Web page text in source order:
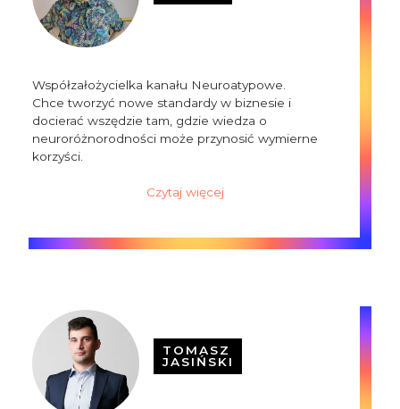
Współzałożycielka kanału Neuroatypowe.
Chce tworzyć nowe standardy w biznesie i
docierać wszędzie tam, gdzie wiedza o
neuroróżnorodności może przynosić wymierne
korzyści.
Czytaj więcej
TOMASZ
JASIŃSKI